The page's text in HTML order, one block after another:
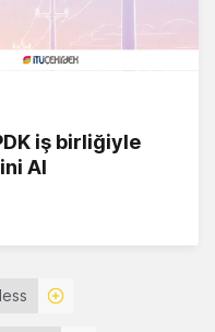
iş birliğiyle
Al